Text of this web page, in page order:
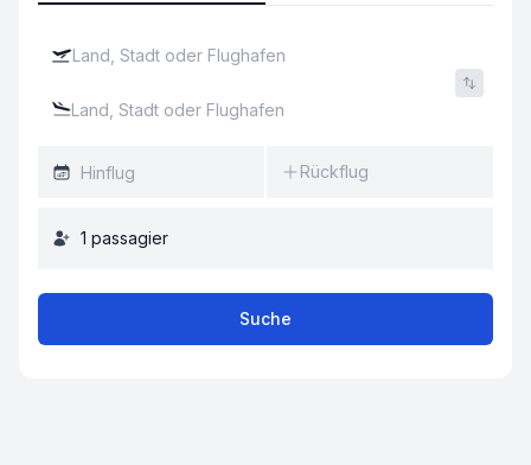
Rückflug
1 passagier
Suche